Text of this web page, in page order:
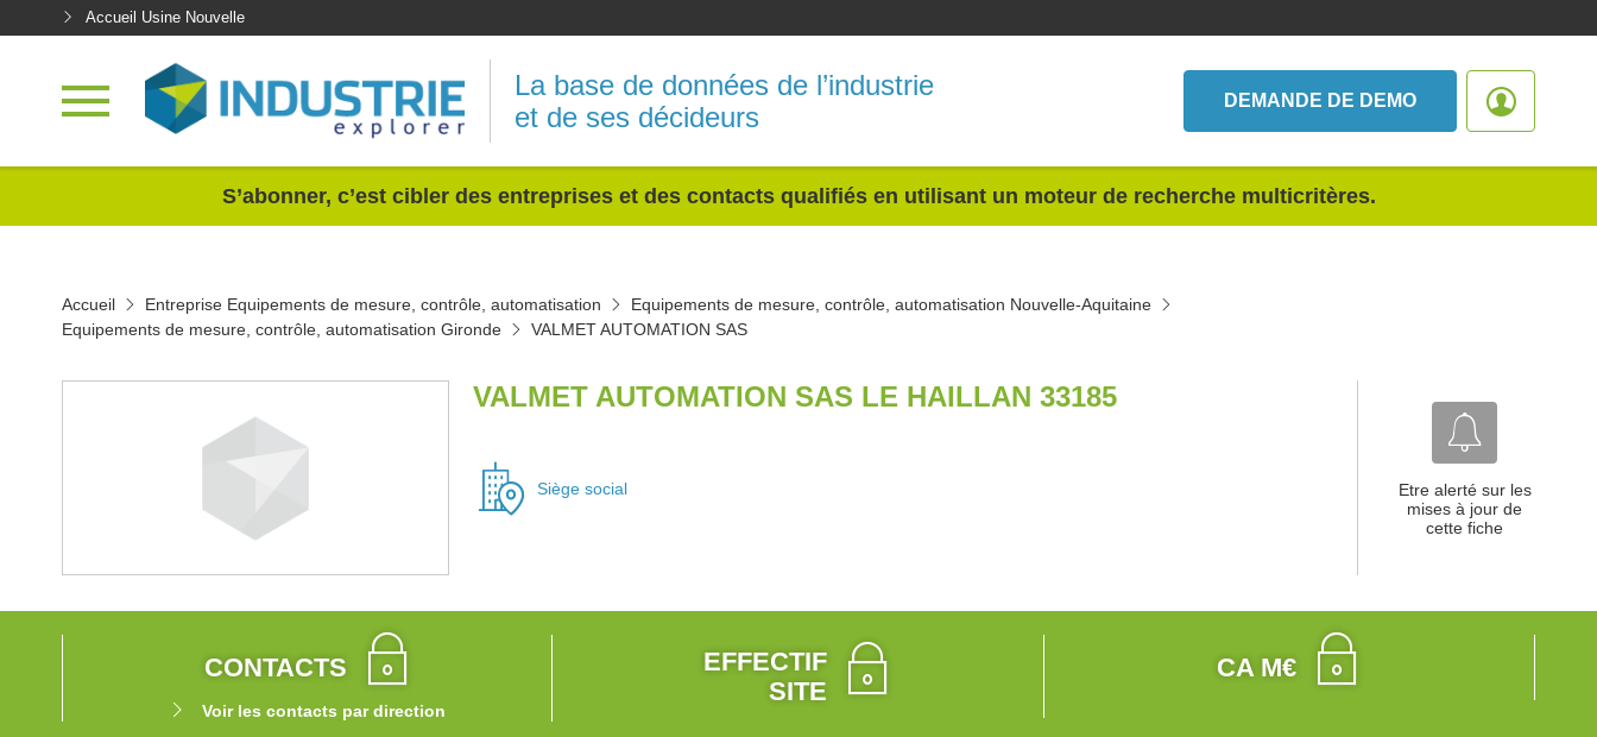
Accueil Usine Nouvelle
La base de données de l’industrie
et de ses décideurs
DEMANDE DE DEMO
S’abonner, c’est cibler des entreprises et des contacts qualifiés en utilisant un moteur de recherche multicritères.
Accueil Entreprise Equipements de mesure, contrôle, automatisation
Equipements de mesure, contrôle, automatisation Nouvelle-Aquitaine
Equipements de mesure, contrôle, automatisation Gironde
VALMET AUTOMATION SAS
VALMET AUTOMATION SAS LE HAILLAN 33185
Siège social
Etre alerté sur les
mises à jour de
cette fiche
CONTACTS
Voir les contacts par direction
EFFECTIF
SITE
CA M€